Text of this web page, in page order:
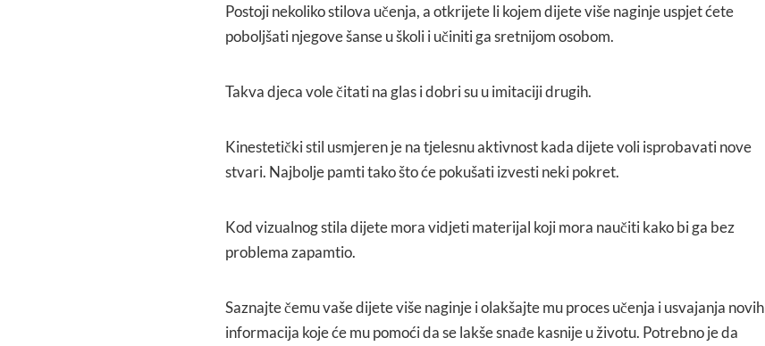
Postoji nekoliko stilova učenja, a otkrijete li kojem dijete više naginje uspjet ćete
poboljšati njegove šanse u školi i učiniti ga sretnijom osobom.
Takva djeca vole čitati na glas i dobri su u imitaciji drugih.
Kinestetički stil usmjeren je na tjelesnu aktivnost kada dijete voli isprobavati nove
stvari. Najbolje pamti tako što će pokušati izvesti neki pokret.
Kod vizualnog stila dijete mora vidjeti materijal koji mora naučiti kako bi ga bez
problema zapamtio.
Saznajte čemu vaše dijete više naginje i olakšajte mu proces učenja i usvajanja novih
informacija koje će mu pomoći da se lakše snađe kasnije u životu. Potrebno je da